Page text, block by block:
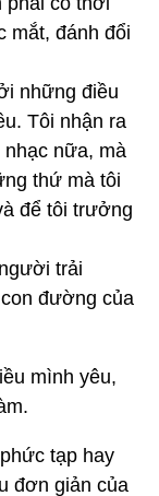
mắt, đánh đổi
những điều
Tôi nhận ra
nhạc nữa, mà
thứ mà tôi
để tôi trưởng
trải
đường của
mình yêu,
tạp hay
đơn giản của